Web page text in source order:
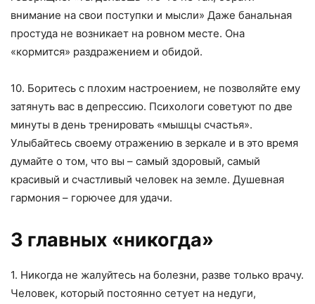
внимание на свои поступки и мысли» Даже банальная
простуда не возникает на ровном месте. Она
«кормится» раздражением и обидой.
10. Боритесь с плохим настроением, не позволяйте ему
затянуть вас в депрессию. Психологи советуют по две
минуты в день тренировать «мышцы счастья».
Улыбайтесь своему отражению в зеркале и в это время
думайте о том, что вы – самый здоровый, самый
красивый и счастливый человек на земле. Душевная
гармония – горючее для удачи.
3 главных «никогда»
1. Никогда не жалуйтесь на болезни, разве только врачу.
Человек, который постоянно сетует на недуги,